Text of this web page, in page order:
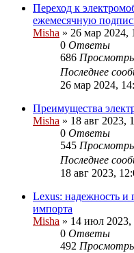
Переход к
ежемесячную
Misha » 26 мар 2024,
0 Ответы
686
Последнее
26 мар 2024,
Преимущества
Misha » 18 авг 2023,
0 Ответы
545
Последнее
18 авг 2023,
Lexus: надежность и
импорта
Misha » 14 июл 2023,
0 Ответы
492